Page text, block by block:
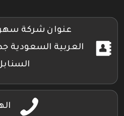
عنوان شركة سهر
العربية السعودية